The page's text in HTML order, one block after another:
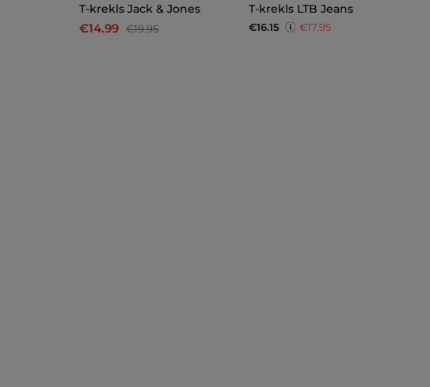
T-krekls Jack & Jones
€14.99 €19.95
T-krekls LTB Jeans
€16.15 €17.95